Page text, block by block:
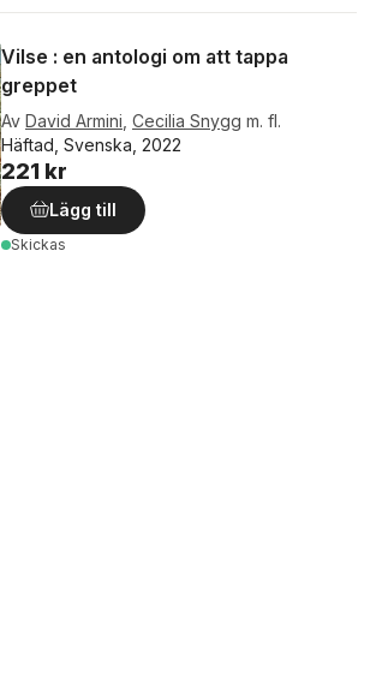
Vilse : en antologi om att tappa
greppet
Av David Armini Cecilia Snygg m. fl.
Häftad, Svenska, 2022
221 kr
Lägg till
Skickas